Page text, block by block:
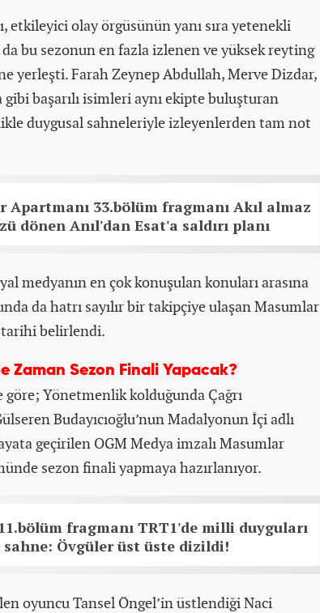
etkileyici olay örgüsünün yanı sıra yetenekli
bu sezonun en fazla izlenen ve yüksek reyting
yerleşti. Farah Zeynep Abdullah, Merve Dizdar,
başarılı isimleri aynı ekipte buluşturan
duygusal sahneleriyle izleyenlerden tam not
Apartmanı 33.bölüm fragmanı Akıl almaz
dönen Anıl'dan Esat'a saldırı planı
medyanın en çok konuşulan konuları arasına
da hatrı sayılır bir takipçiye ulaşan Masumlar
tarihi belirlendi.
Zaman Sezon Finali Yapacak?
göre; Yönetmenlik kolduğunda Çağrı
Budayıcıoğlu’nun Madalyonun İçi adlı
geçirilen OGM Medya imzalı Masumlar
sezon finali yapmaya hazırlanıyor.
fragmanı TRT1'de milli duyguları
Övgüler üst üste dizildi!
oyuncu Tansel Öngel’in üstlendiği Naci